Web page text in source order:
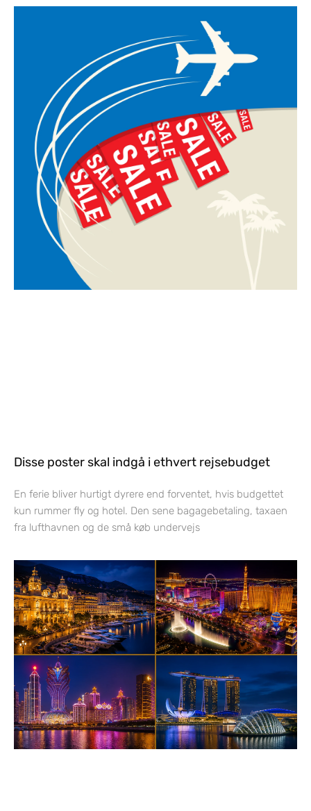
Disse poster skal indgå i ethvert rejsebudget
En ferie bliver hurtigt dyrere end forventet, hvis budgettet
kun rummer fly og hotel. Den sene bagagebetaling, taxaen
fra lufthavnen og de små køb undervejs